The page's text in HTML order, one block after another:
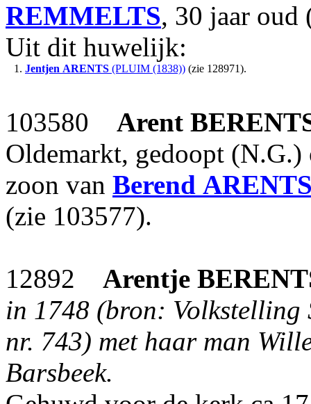
REMMELTS, 30 jaar oud
Uit dit huwelijk:
1. Jentjen ARENTS (PLUIM (1838)) (zie 128971).
103580 Arent
Oldemarkt, gedoopt
zoon van Berend
(zie 103577).
12892 Arentje
in 1748 (bron: Volkstelling
nr. 743) met haar man
Barsbeek.